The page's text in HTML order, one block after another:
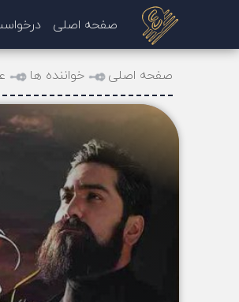
صفحه اصلی
صفحه اصلی خواننده ها